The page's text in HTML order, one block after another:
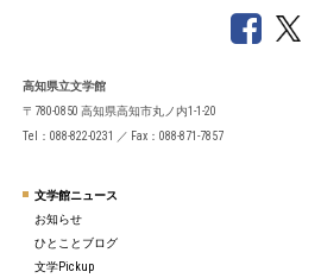
高知県立文学館
〒780-0850 高知県高知市丸ノ内1-1-20
Tel：088-822-0231 ／ Fax：088-871-7857
文学館ニュース
お知らせ
ひとことブログ
文学Pickup